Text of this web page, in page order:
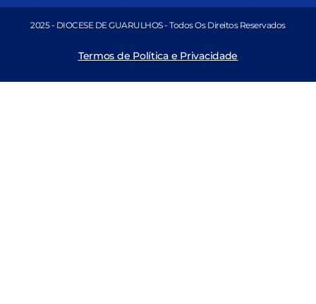
2025 - DIOCESE DE GUARULHOS - Todos Os Direitos Reservados
Termos de Política e Privacidade